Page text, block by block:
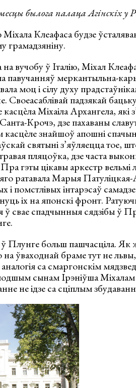
былога палаца Агінскіх у
Клеафаса будзе
грамадзяніну.
вучобу ў Італію, Міхал
павучанняў меркантыльна-
моц і сілу духу
Своеасаблівай падзякай
касцѐла Міхаіла Архангела,
Крочэ, дзе пахаваны
знайшоў апошні спачын
святыні з’яўляецца тое,
пляцоўка, дзе часта
гэты цікавы аркестр вельмі
ратавала Марыя
і помстлівых інтарэсаў
іх на японскі фронт.
свае спадчынныя сядзібы ў
Плунге больш пашчасціла. Як
ўваходнай браме тут не
са смаргонскім
сынам Ірэніўша Міхалам
не ідзе са сціплым